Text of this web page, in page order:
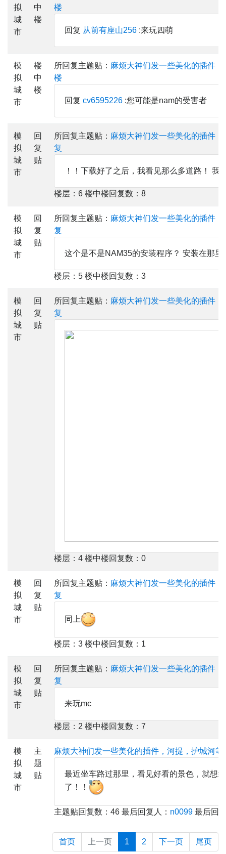
拟
城
市
中
楼
楼
回复 从前有座山256 :来玩四萌
模
拟
城
市
楼
中
楼
所回复主题贴： 麻烦大神们发一些美化的插件
楼
回复 cv6595226 :您可能是nam的受害者
模
拟
城
市
回
复
贴
所回复主题贴： 麻烦大神们发一些美化的插件
复
！！下载好了之后，我看见那么多道路！ 我
楼层：6 楼中楼回复数：8
模
拟
城
市
回
复
贴
所回复主题贴： 麻烦大神们发一些美化的插件
复
这个是不是NAM35的安装程序？ 安装在那里
楼层：5 楼中楼回复数：3
模
拟
城
市
回
复
贴
所回复主题贴： 麻烦大神们发一些美化的插件
复
楼层：4 楼中楼回复数：0
模
拟
城
市
回
复
贴
所回复主题贴： 麻烦大神们发一些美化的插件
复
同上
楼层：3 楼中楼回复数：1
模
拟
城
市
回
复
贴
所回复主题贴： 麻烦大神们发一些美化的插件
复
来玩mc
楼层：2 楼中楼回复数：7
模
拟
城
市
主
题
贴
麻烦大神们发一些美化的插件，河提，护城河
最近坐车路过那里，看见好看的景色，就想
了！！
主题贴回复数：46 最后回复人： n0099 最后回
首页 上一页 1 2 下一页 尾页